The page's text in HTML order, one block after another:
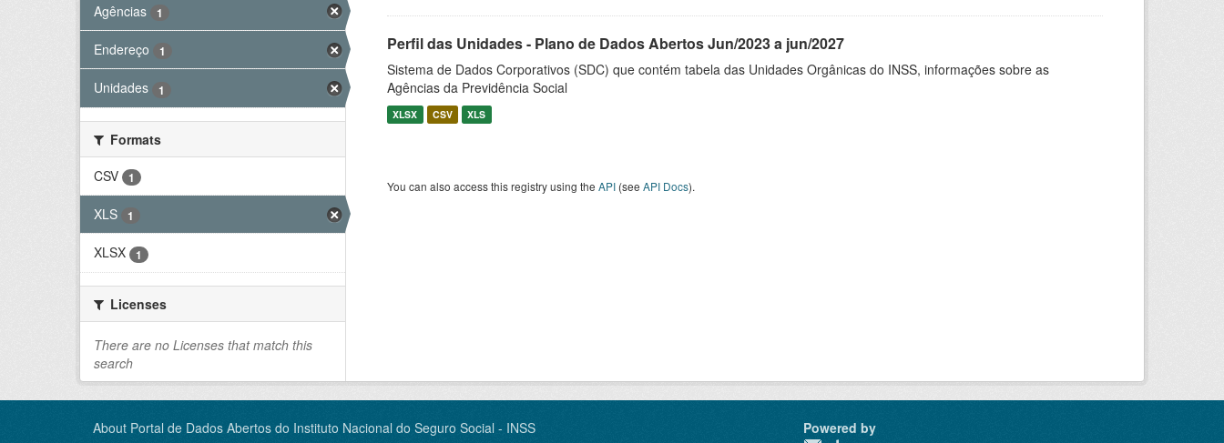
Agências
1
Endereço 1
Unidades 1
Formats
CSV
1
XLS 1
XLSX 1
Licenses
There are no Licenses that match this
search
Perfil das Unidades - Plano de Dados Abertos Jun/2023 a jun/2027
Sistema de Dados Corporativos (SDC) que contém tabela das Unidades Orgânicas do INSS, informações sobre as
Agências da Previdência Social
XLSX CSV XLS
You can also access this registry using the API (see API Docs).
About Portal de Dados Abertos do Instituto Nacional do Seguro Social - INSS
Powered by